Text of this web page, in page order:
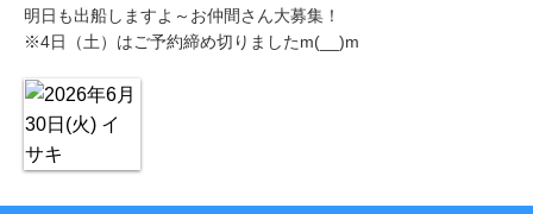
明日も出船しますよ～お仲間さん大募集！
※4日（土）はご予約締め切りましたm(__)m